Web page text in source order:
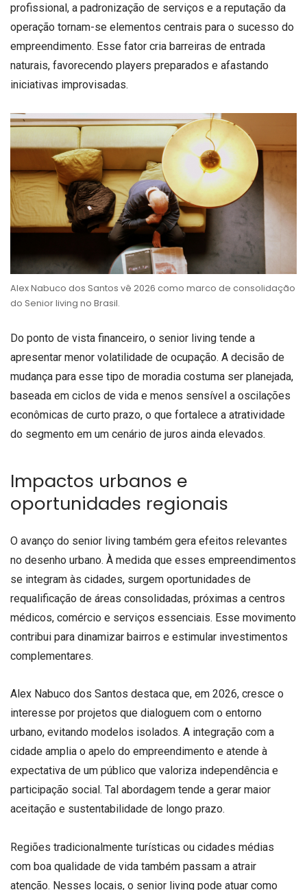
profissional, a padronização de serviços e a reputação da
operação tornam-se elementos centrais para o sucesso do
empreendimento. Esse fator cria barreiras de entrada
naturais, favorecendo players preparados e afastando
iniciativas improvisadas.
Alex Nabuco dos Santos vê 2026 como marco de consolidação
do Senior living no Brasil.
Do ponto de vista financeiro, o senior living tende a
apresentar menor volatilidade de ocupação. A decisão de
mudança para esse tipo de moradia costuma ser planejada,
baseada em ciclos de vida e menos sensível a oscilações
econômicas de curto prazo, o que fortalece a atratividade
do segmento em um cenário de juros ainda elevados.
Impactos urbanos e
oportunidades regionais
O avanço do senior living também gera efeitos relevantes
no desenho urbano. À medida que esses empreendimentos
se integram às cidades, surgem oportunidades de
requalificação de áreas consolidadas, próximas a centros
médicos, comércio e serviços essenciais. Esse movimento
contribui para dinamizar bairros e estimular investimentos
complementares.
Alex Nabuco dos Santos destaca que, em 2026, cresce o
interesse por projetos que dialoguem com o entorno
urbano, evitando modelos isolados. A integração com a
cidade amplia o apelo do empreendimento e atende à
expectativa de um público que valoriza independência e
participação social. Tal abordagem tende a gerar maior
aceitação e sustentabilidade de longo prazo.
Regiões tradicionalmente turísticas ou cidades médias
com boa qualidade de vida também passam a atrair
atenção. Nesses locais, o senior living pode atuar como